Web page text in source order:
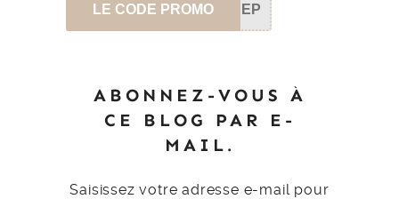
LE CODE PROMO SEP
ABONNEZ-VOUS À
CE BLOG PAR E-
MAIL.
Saisissez votre adresse e-mail pour